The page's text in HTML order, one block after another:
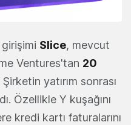
Slice, mevcut
Ventures'tan 20
Şirketin yatırım sonrası
Özellikle Y kuşağını
kredi kartı faturalarını